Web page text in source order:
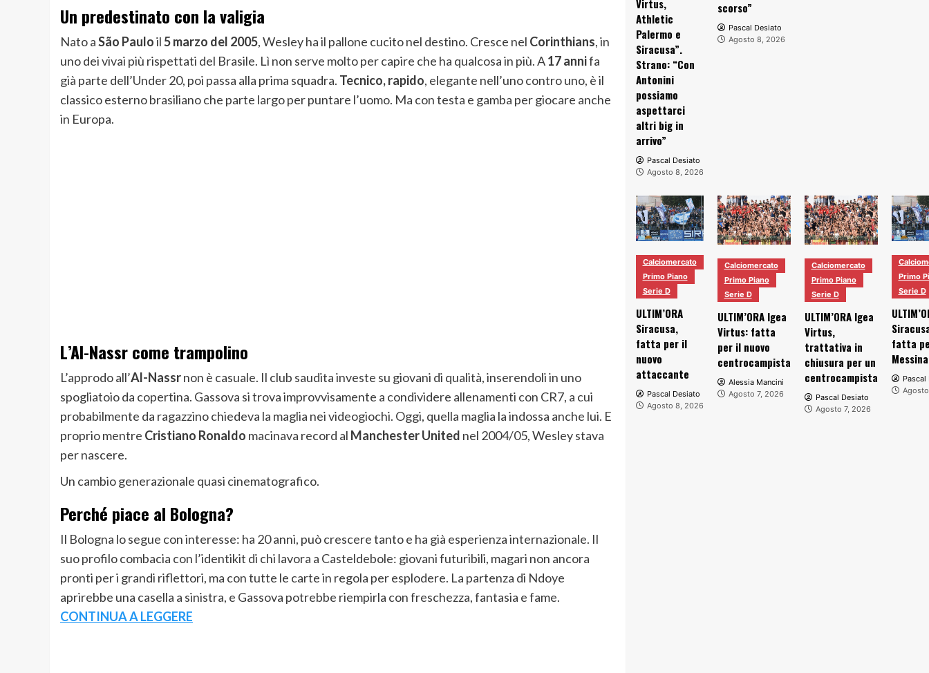
Un predestinato con la valigia
Nato aSão Pauloil5 marzo del 2005, Wesley ha il pallone cucito nel destino. Cresce nel Corinthians, in
uno dei vivai più rispettati del Brasile. Lì non serve molto per capire che ha qualcosa in più. A17 annifa
già parte dell’Under 20, poi passa alla prima squadra. Tecnico, rapido, elegante nell’uno contro uno, è il
classico esterno brasiliano che parte largo per puntare l’uomo. Ma con testa e gamba per giocare anche
in Europa.
L’Al-Nassr come trampolino
L’approdo all’Al-Nassrnon è casuale. Il club saudita investe su giovani di qualità, inserendoli in uno
spogliatoio da copertina. Gassova si trova improvvisamente a condividere allenamenti con CR7, a cui
probabilmente da ragazzino chiedeva la maglia nei videogiochi. Oggi, quella maglia la indossa anche lui. E
proprio mentre Cristiano Ronaldo macinava record al Manchester United nel 2004/05, Wesley stava
per nascere.
Un cambio generazionale quasi cinematografico.
Perché piace al Bologna?
Il Bologna lo segue con interesse: ha 20 anni, può crescere tanto e ha già esperienza internazionale. Il
suo profilo combacia con l’identikit di chi lavora a Casteldebole: giovani futuribili, magari non ancora
pronti per i grandi riflettori, ma con tutte le carte in regola per esplodere. La partenza di Ndoye
aprirebbe una casella a sinistra, e Gassova potrebbe riempirla con freschezza, fantasia e fame.
CONTINUA A LEGGERE
Virtus,
Athletic
Palermo e
Siracusa”.
Strano: “Con
Antonini
possiamo
aspettarci
altri big in
arrivo”
Pascal Desiato
Agosto 8, 2026
scorso”
Pascal Desiato
Agosto 8, 2026
Calciomercato
Primo Piano
Serie D
ULTIM’ORA
Siracusa,
fatta per il
nuovo
attaccante
Pascal Desiato
Agosto 8, 2026
Calciomercato
Primo Piano
Serie D
ULTIM’ORA Igea
Virtus: fatta
per il nuovo
centrocampista
Alessia Mancini
Agosto 7, 2026
Calciomercato
Primo Piano
Serie D
ULTIM’ORA Igea
Virtus,
trattativa in
chiusura per un
centrocampista
Pascal Desiato
Agosto 7, 2026
Primo
Serie D
fatta
Messina
Pascal